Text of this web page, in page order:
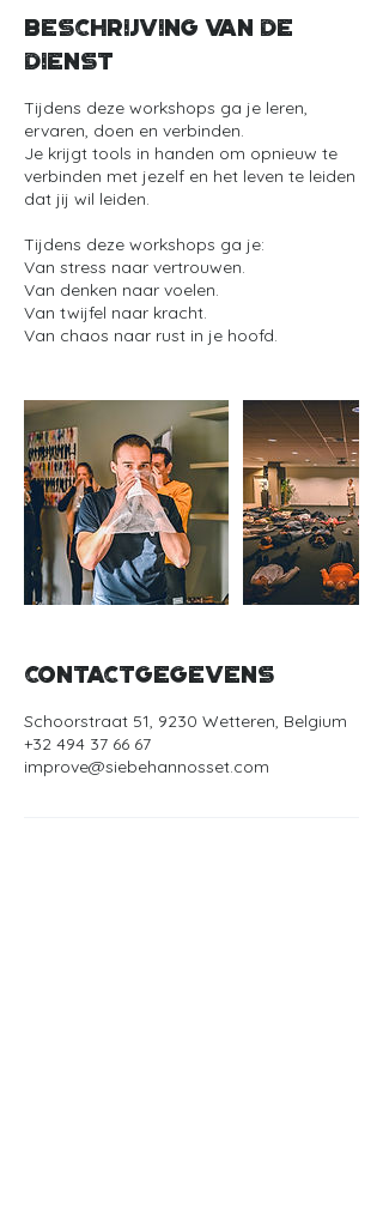
Beschrijving van de
dienst
Tijdens deze workshops ga je leren,
ervaren, doen en verbinden.
Je krijgt tools in handen om opnieuw te
verbinden met jezelf en het leven te leiden
dat jij wil leiden.
Tijdens deze workshops ga je:
Van stress naar vertrouwen.
Van denken naar voelen.
Van twijfel naar kracht.
Van chaos naar rust in je hoofd.
Contactgegevens
Schoorstraat 51, 9230 Wetteren, Belgium
+32 494 37 66 67
improve@siebehannosset.com